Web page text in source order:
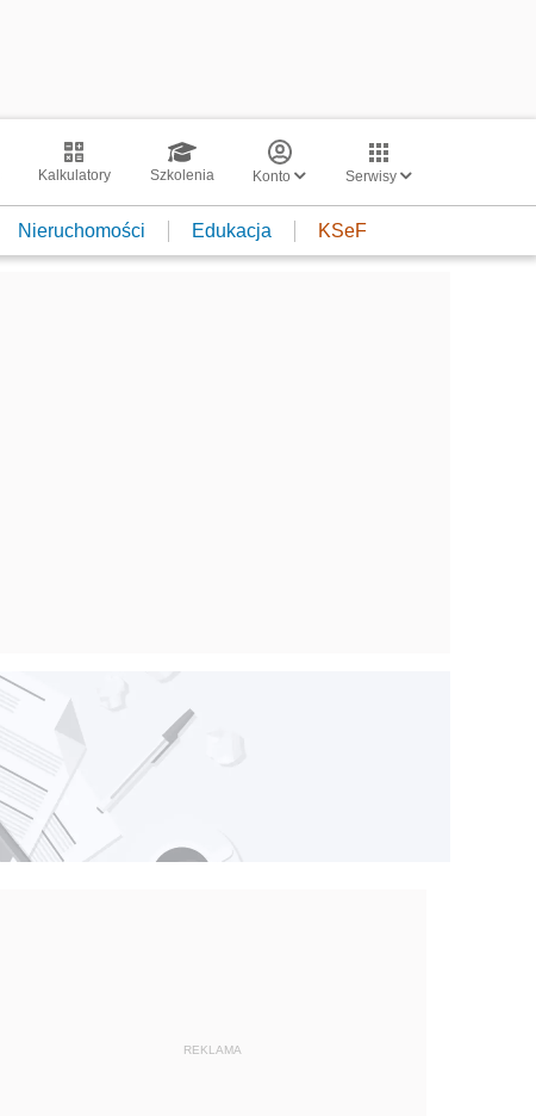
Kalkulatory Szkolenia Konto Serwisy
Nieruchomości Edukacja KSeF
REKLAMA